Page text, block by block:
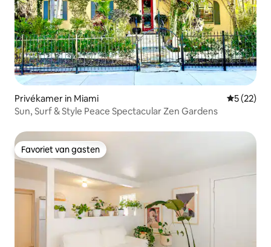
Privékamer in Miami
5 (22)
Sun, Surf & Style Peace Spectacular Zen Gardens
Favoriet van gasten
Favoriet van gasten